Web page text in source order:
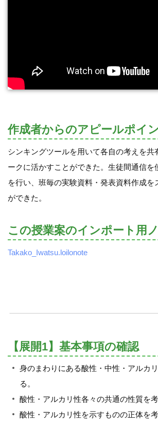
作成者からのアピールポイ
シンキングツールを用いて各自の考えを共
ークに活かすことができた。生徒間通信を
を行い、班毎の実験資料・発表資料作成を
ができた。
この授業案のインポート用
Takako_Iwatsu.loilonote
【展開1】基本事項の確認
身のまわりにある酸性・中性・アルカ
る。
酸性・アルカリ性各々の共通の性質を考
酸性・アルカリ性を示すものの正体を考